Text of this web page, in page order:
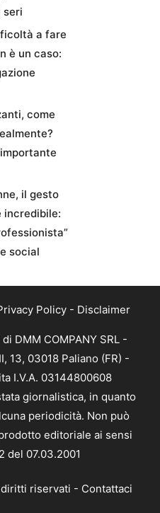
seri
a fare
è un caso:
come
il gesto
incredibile:
social
Policy - Disclaimer
DMM COMPANY SRL -
13, 03018 Paliano (FR) -
I.V.A. 03144800608
giornalistica, in quanto
periodicità. Non può
editoriale ai sensi
del 07.03.2001
riservati - Contattaci